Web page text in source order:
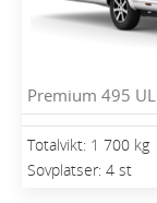
Premium 495 UL
Totalvikt: 1 700 kg
Sovplatser: 4 st